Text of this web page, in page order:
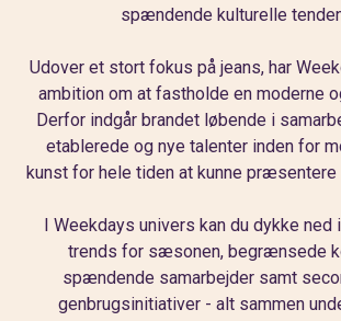
spændende kulturelle
Udover et stort fokus på jeans, har
ambition om at fastholde en moderne
Derfor indgår brandet løbende i
etablerede og nye talenter inden for
kunst for hele tiden at kunne præsentere
I Weekdays univers kan du dykke ned
trends for sæsonen, begrænsede
spændende samarbejder samt
genbrugsinitiativer - alt sammen